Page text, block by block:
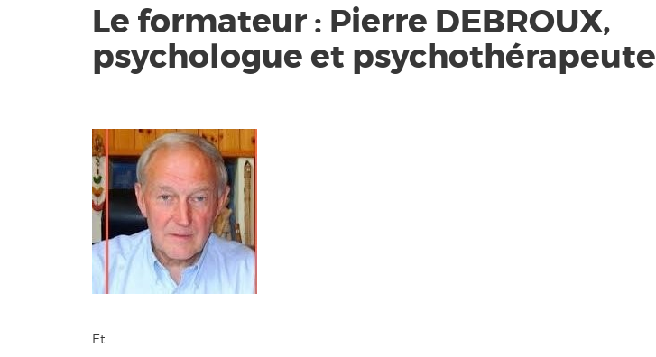
Le formateur : Pierre DEBROUX,
psychologue et psychothérapeute
Et